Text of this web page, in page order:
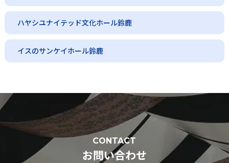
ハヤシユナイテッド文化ホール鈴鹿
イスのサンケイホール鈴鹿
CONTACT
お問い合わせ